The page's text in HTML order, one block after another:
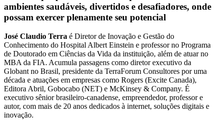
ambientes saudáveis, divertidos e desafiadores, onde
possam exercer plenamente seu potencial
José Claudio Terra é Diretor de Inovação e Gestão do
Conhecimento do Hospital Albert Einstein e professor no Programa
de Doutorado em Ciências da Vida da instituição, além de atuar no
MBA da FIA. Acumula passagens como diretor executivo da
Globant no Brasil, presidente da TerraForum Consultores por uma
década e atuações em empresas como Rogers (Excite Canada),
Editora Abril, Gobocabo (NET) e McKinsey & Company. É
executivo sênior brasileiro-canadense, empreendedor, professor e
autor, com mais de 20 anos dedicados à internet, soluções digitais e
inovação.